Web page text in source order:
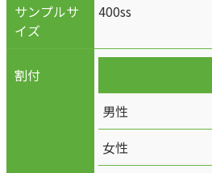
サンプルサ
イズ
400ss
割付
男性
女性